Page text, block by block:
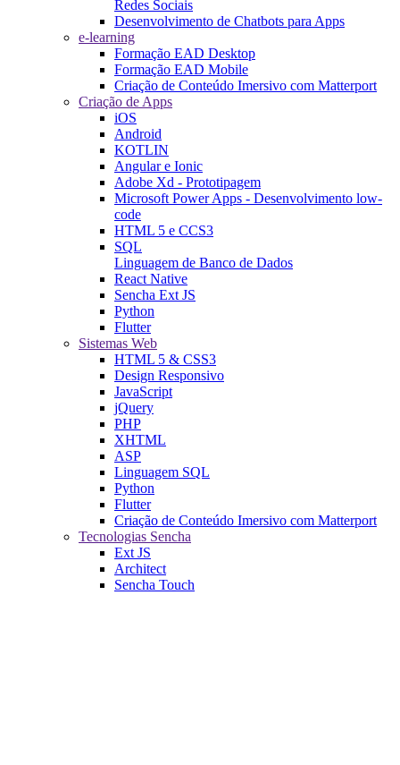
Redes Sociais
Desenvolvimento de Chatbots para Apps
e-learning
Formação EAD Desktop
Formação EAD Mobile
Criação de Conteúdo Imersivo com Matterport
Criação de Apps
iOS
Android
KOTLIN
Angular e Ionic
Adobe Xd - Prototipagem
Microsoft Power Apps - Desenvolvimento low-
code
HTML 5 e CCS3
SQL
Linguagem de Banco de Dados
React Native
Sencha Ext JS
Python
Flutter
Sistemas Web
HTML 5 & CSS3
Design Responsivo
JavaScript
jQuery
PHP
XHTML
ASP
Linguagem SQL
Python
Flutter
Criação de Conteúdo Imersivo com Matterport
Tecnologias Sencha
Ext JS
Architect
Sencha Touch